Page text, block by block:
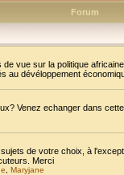
Forum
vue sur la politique
au dévéloppement
Venez echanger dans
de votre choix, à
Merci
Maryjane